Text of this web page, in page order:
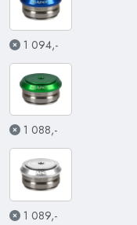
1 094,-
1 088,-
1 089,-